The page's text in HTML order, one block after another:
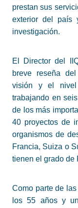
prestan sus
exterior del país
investigación.
El Director del
breve reseña
visión y el nivel
trabajando en
de los más
40 proyectos de
organismos de
Francia, Suiza o
tienen el grado de
Como parte de
los 55 años y